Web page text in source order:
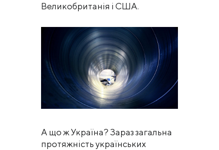
Великобританія і США.
А що ж Україна? Зараз загальна
протяжність українських